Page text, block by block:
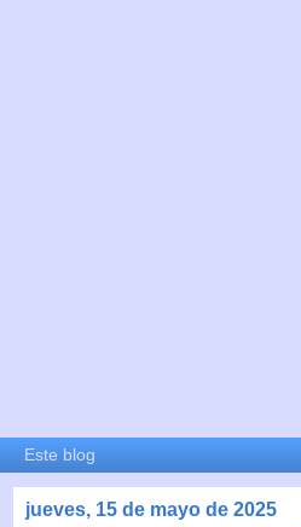
jueves, 15 de mayo de 2025